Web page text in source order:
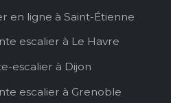
en ligne à Saint-Étienne
escalier à Le Havre
escalier à Dijon
escalier à Grenoble